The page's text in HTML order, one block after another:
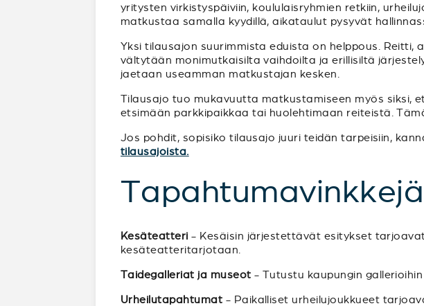
yritysten virkistyspäiviin, koululaisryhmien retkiin,
matkustaa samalla kyydillä, aikataulut pysyvät
Yksi tilausajon suurimmista eduista on helppous.
vältytään monimutkaisilta vaihdoilta ja erillisiltä
jaetaan useamman matkustajan kesken.
Tilausajo tuo mukavuutta matkustamiseen myös siksi,
etsimään parkkipaikkaa tai huolehtimaan reiteistä.
Jos pohdit, sopisiko tilausajo juuri teidän tarpeisiin,
tilausajoista.
Tapahtumavinkkejä
Kesäteatteri - Kesäisin järjestettävät esitykset
kesäteatteritarjotaan.
Taidegalleriat ja museot - Tutustu kaupungin
Urheilutapahtumat - Paikalliset urheilujoukkueet